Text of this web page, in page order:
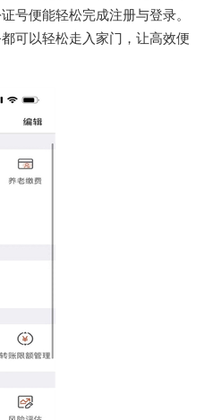
号便能轻松完成注册与登录。
可以轻松走入家门，让高效便